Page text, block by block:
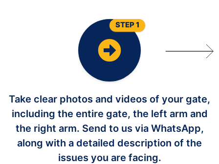
Take clear photos and videos of your gate,
including the entire gate, the left arm and
the right arm. Send to us via WhatsApp,
along with a detailed description of the
issues you are facing.
STEP 1